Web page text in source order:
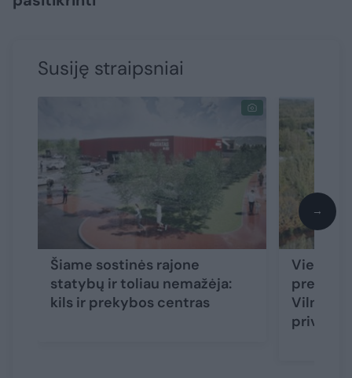
Susiję straipsniai
Šiame sostinės rajone
statybų ir toliau nemažėja:
kils ir prekybos centras
Vietinių
Vilnioje
privatus
→